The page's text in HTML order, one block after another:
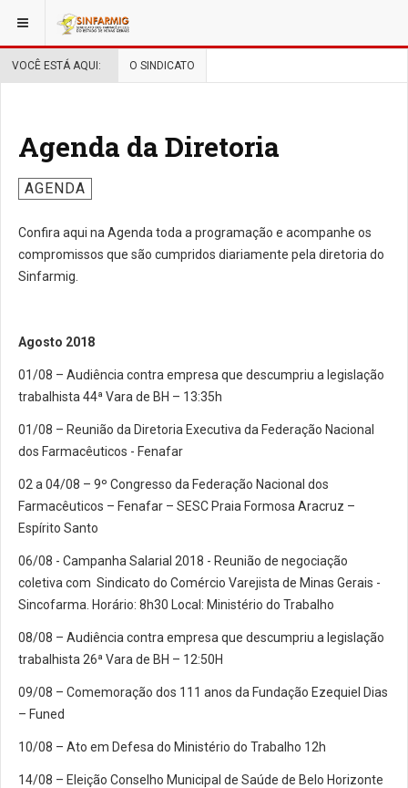
VOCÊ ESTÁ AQUI: O SINDICATO
Agenda da Diretoria
AGENDA
Confira aqui na Agenda toda a programação e acompanhe os
compromissos que são cumpridos diariamente pela diretoria do
Sinfarmig.
Agosto 2018
01/08 – Audiência contra empresa que descumpriu a legislação
trabalhista 44ª Vara de BH – 13:35h
01/08 – Reunião da Diretoria Executiva da Federação Nacional
dos Farmacêuticos - Fenafar
02 a 04/08 – 9º Congresso da Federação Nacional dos
Farmacêuticos – Fenafar – SESC Praia Formosa Aracruz –
Espírito Santo
06/08 - Campanha Salarial 2018 - Reunião de negociação
coletiva com Sindicato do Comércio Varejista de Minas Gerais -
Sincofarma. Horário: 8h30 Local: Ministério do Trabalho
08/08 – Audiência contra empresa que descumpriu a legislação
trabalhista 26ª Vara de BH – 12:50H
09/08 – Comemoração dos 111 anos da Fundação Ezequiel Dias
– Funed
10/08 – Ato em Defesa do Ministério do Trabalho 12h
14/08 – Eleição Conselho Municipal de Saúde de Belo Horizonte